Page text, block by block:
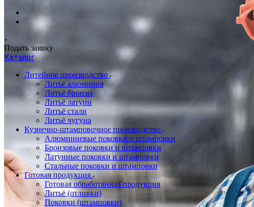
Подать заявку
Каталог
Литейное производство
Литьё алюминия
Литьё бронзы
Литьё латуни
Литьё стали
Литьё чугуна
Кузнечно-штамповочное производство
Алюминиевые поковки и штамповки
Бронзовые поковки и штамповки
Латунные поковки и штамповки
Стальные поковки и штамповки
Готовая продукция
Готовая обработанная продукция
Литьё (отливки)
Поковки (штамповки)